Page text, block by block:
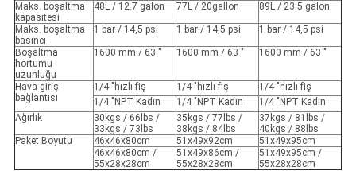
Maks. boşaltma
kapasitesi
48L / 12.7 galon 77L / 20gallon 89L / 23.5 galon
Maks. boşaltma
basıncı
1 bar / 14,5 psi 1 bar / 14,5 psi 1 bar / 14,5 psi
Boşaltma
hortumu
uzunluğu
1600 mm / 63 " 1600 mm / 63 " 1600 mm / 63 "
Hava giriş
bağlantısı
1/4 "hızlı fiş 1/4 "hızlı fiş
1/4 "hızlı fiş
1/4 "NPT Kadın
1/4 "NPT Kadın
1/4 "NPT Kadın
Ağırlık
30kgs / 66lbs /
33kgs / 73lbs
35kgs / 77lbs /
38kgs / 84lbs
37kgs / 81lbs /
40kgs / 88lbs
Paket Boyutu
46x46x80cm 51x49x92cm
51x49x95cm
46x46x80cm /
55x28x28cm
51x49x86cm /
55x28x28cm
51x49x95cm /
55x28x28cm